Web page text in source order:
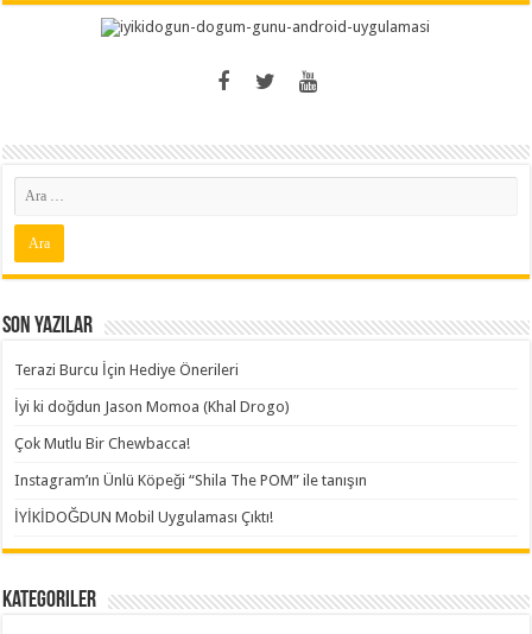
Son Yazılar
Terazi Burcu İçin Hediye Önerileri
İyi ki doğdun Jason Momoa (Khal Drogo)
Çok Mutlu Bir Chewbacca!
Instagram’ın Ünlü Köpeği “Shila The POM” ile tanışın
İYİKİDOĞDUN Mobil Uygulaması Çıktı!
Kategoriler